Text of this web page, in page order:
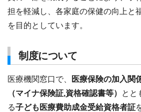
担を軽減し、各家庭の保健の向上と
を目的としています。
制度について
医療機関窓口で、
医療保険の加入関
（マイナ保険証,資格確認書等）
とと
る子ども医療費助成金受給資格者証